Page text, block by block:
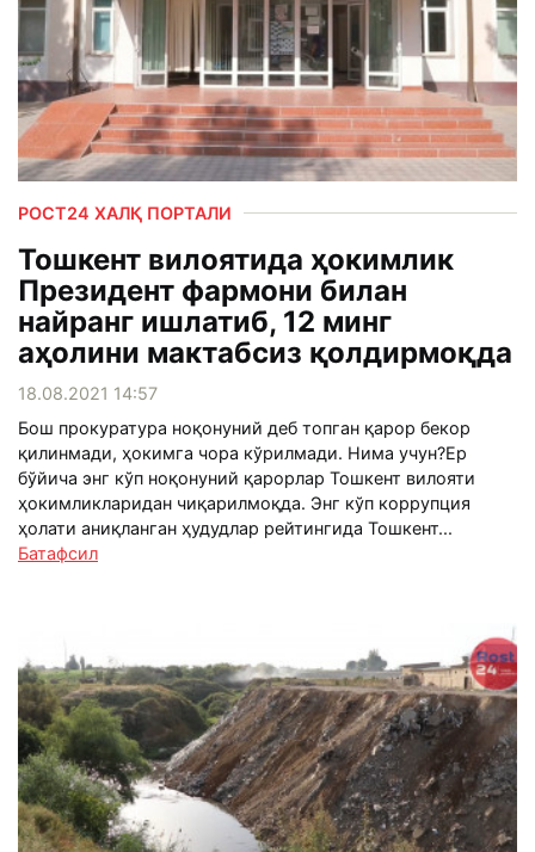
РОСТ24 ХАЛҚ ПОРТАЛИ
Тошкент вилоятида ҳокимлик
Президент фармони билан
найранг ишлатиб, 12 минг
аҳолини мактабсиз қолдирмоқда
18.08.2021 14:57
Бош прокуратура ноқонуний деб топган қарор бекор
қилинмади, ҳокимга чора кўрилмади. Нима учун?Ер
бўйича энг кўп ноқонуний қарорлар Тошкент вилояти
ҳокимликларидан чиқарилмоқда. Энг кўп коррупция
ҳолати аниқланган ҳудудлар рейтингида Тошкент...
Батафсил